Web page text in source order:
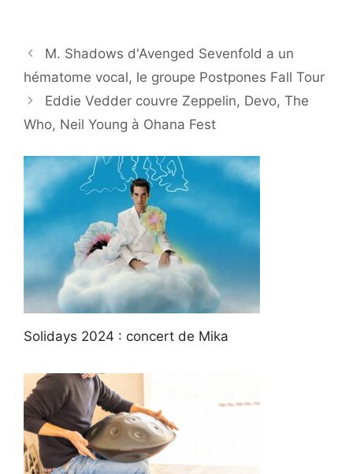
M. Shadows d'Avenged Sevenfold a un
hématome vocal, le groupe Postpones Fall Tour
Eddie Vedder couvre Zeppelin, Devo, The
Who, Neil Young à Ohana Fest
Solidays 2024 : concert de Mika